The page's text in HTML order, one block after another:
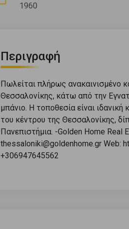
1960
Περιγραφή
Πωλείται πλήρως ανακαινισμένο
Θεσσαλονίκης, κάτω από την
μπάνιο. Η τοποθεσία είναι
του κέντρου της Θεσσαλονίκης,
Πανεπιστήμια. -Golden Home
thessaloniki@goldenhome.gr Web:
+306947645562